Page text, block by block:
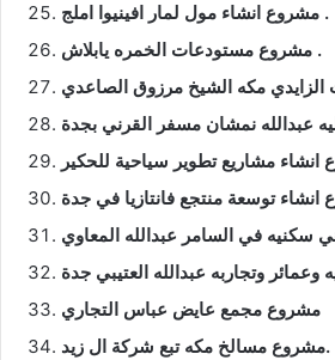
مشروع انشاء مول لمار افينيوا املج .
مشروع مستودعات الخمره يابلاش .
سكنيه في السامر عبدالله المعاوي
مشروع مجمع عايض عباس التجاري
مشروع مسالخ مكه تبع شركة ال زيد.